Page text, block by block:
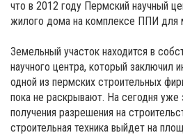
что в 2012 году Пермский научный
жилого дома на комплексе ППИ для
Земельный участок находится в
научного центра, который заключил
одной из пермских строительных
пока не раскрывают. На сегодня уже
получения разрешения на
строительная техника выйдет на